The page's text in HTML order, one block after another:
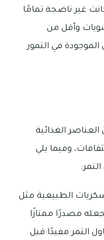
غير ناضجة تمامًا
وأقل من
الموجودة في التمور
الغذائية
وفيما يلي
الطبيعية مثل
مصدرًا ممتازًا
التمر مفيدًا قبل